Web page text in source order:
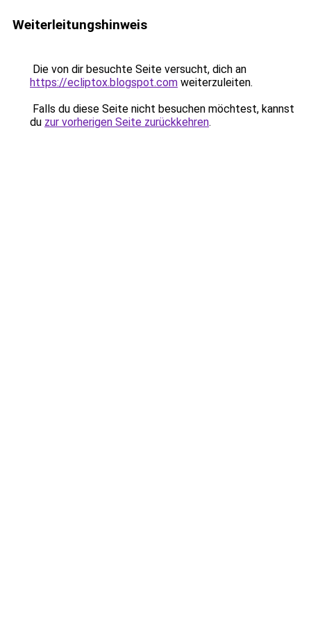
Weiterleitungshinweis
Die von dir besuchte Seite versucht, dich an
https://ecliptox.blogspot.com weiterzuleiten.
Falls du diese Seite nicht besuchen möchtest, kannst
du zur vorherigen Seite zurückkehren.